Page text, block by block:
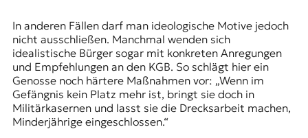
In anderen Fällen darf man ideologische Motive jedoch
nicht ausschließen. Manchmal wenden sich
idealistische Bürger sogar mit konkreten Anregungen
und Empfehlungen an den KGB. So schlägt hier ein
Genosse noch härtere Maßnahmen vor: „Wenn im
Gefängnis kein Platz mehr ist, bringt sie doch in
Militärkasernen und lasst sie die Drecksarbeit machen,
Minderjährige eingeschlossen.“